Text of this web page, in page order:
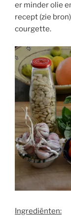
er minder olie
recept (zie
courgette.
Ingrediënten: